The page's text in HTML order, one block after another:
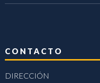
CONTACTO
DIRECCIÓN